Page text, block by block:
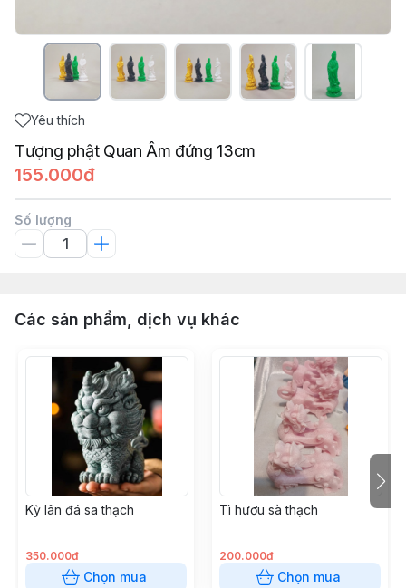
Yêu thích
Tượng phật Quan Âm đứng 13cm
155.000đ
Số lượng
Các sản phẩm, dịch vụ khác
Kỳ lân đá sa thạch
350.000đ
Chọn mua
Tì hươu sà thạch
200.000đ
Chọn mua